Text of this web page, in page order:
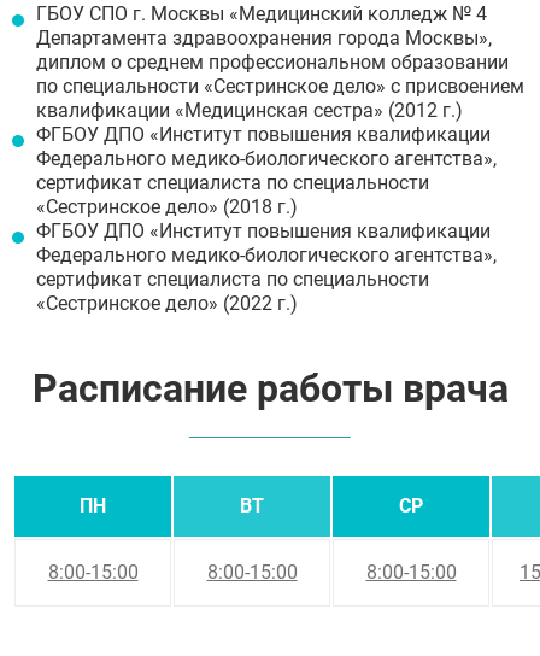
ГБОУ СПО г. Москвы «Медицинский колледж № 4
Департамента здравоохранения города Москвы»,
диплом о среднем профессиональном образовании
по специальности «Сестринское дело» с присвоением
квалификации «Медицинская сестра» (2012 г.)
ФГБОУ ДПО «Институт повышения квалификации
Федерального медико-биологического агентства»,
сертификат специалиста по специальности
«Сестринское дело» (2018 г.)
ФГБОУ ДПО «Институт повышения квалификации
Федерального медико-биологического агентства»,
сертификат специалиста по специальности
«Сестринское дело» (2022 г.)
Расписание работы врача
ПН ВТ СР
8:00-15:00 8:00-15:00 8:00-15:00